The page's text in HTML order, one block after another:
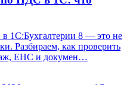
1С:Бухгалтерии 8 — это не
Разбираем, как проверить
ЕНС и докумен…